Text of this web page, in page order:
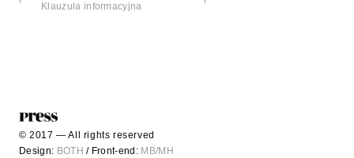
Klauzula informacyjna
Design: BOTH / Front-end: MB/MH
© 2017 — All rights reserved